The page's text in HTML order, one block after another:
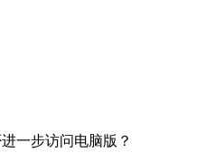
一步访问电脑版？